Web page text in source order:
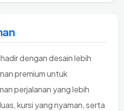
hadir dengan desain lebih
premium untuk
perjalanan yang lebih
kursi yang nyaman, serta